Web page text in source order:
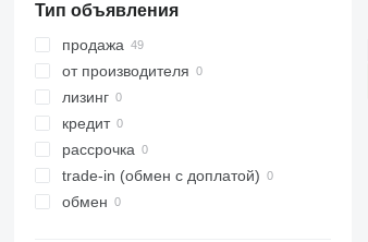
Тип объявления
продажа
от производителя
лизинг
кредит
рассрочка
trade-in (обмен с доплатой)
обмен